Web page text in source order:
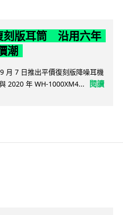
刻版耳筒 沿用六年
潮
月 7 日推出平價復刻版降噪耳機
2020 年 WH-1000XM4...
閱讀